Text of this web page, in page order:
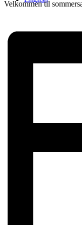
Velkommen til